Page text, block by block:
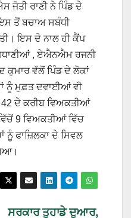
ਜੋਤੀ ਰਾਣੀ ਨੇ ਪਿੰਡ ਦੇ
ਤੋਂ ਬਚਾਅ ਸਬੰਧੀ
ਇਸ ਦੇ ਨਾਲ ਹੀ ਕੈਂਪ
, ਏਐਨਐਮ ਰਜਨੀ
ਕੁਮਾਰ ਵੱਲੋਂ ਪਿੰਡ ਦੇ ਲੋਕਾਂ
ਨੂੰ ਮੁਫ਼ਤ ਦਵਾਈਆਂ ਵੀ
ਦੇ ਕਰੀਬ ਵਿਅਕਤੀਆਂ
9 ਵਿਅਕਤੀਆਂ ਵਿੱਚ
ਨੂੰ ਫਾਜ਼ਿਲਕਾ ਦੇ ਸਿਵਲ
ਸਰਕਾਰ ਤੁਹਾਡੇ ਦੁਆਰ,